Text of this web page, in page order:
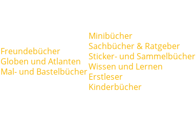
Freundebücher
Globen und Atlanten
Mal- und Bastelbücher
Minibücher
Sachbücher & Ratgeber
Sticker- und Sammelbücher
Wissen und Lernen
Erstleser
Kinderbücher